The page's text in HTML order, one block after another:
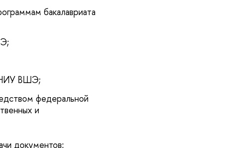
бакалавриата
НИУ ВШЭ;
федеральной
и
документов: